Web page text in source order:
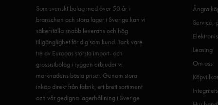
Som svenskt bolag med över 50 år i
branschen och stora lager i Sverige kan vi
säkerställa snabb leverans och hög
tillgänglighet för dig som kund. Tack vare
tre av Europas största import- och
grossistbolag i ryggen erbjuder vi
marknadens bästa priser. Genom stora
inköp direkt från fabrik, ett brett sortiment
och vår gedigna lagerhållning i Sverige
Ångra
Service,
Leasing
Om oss